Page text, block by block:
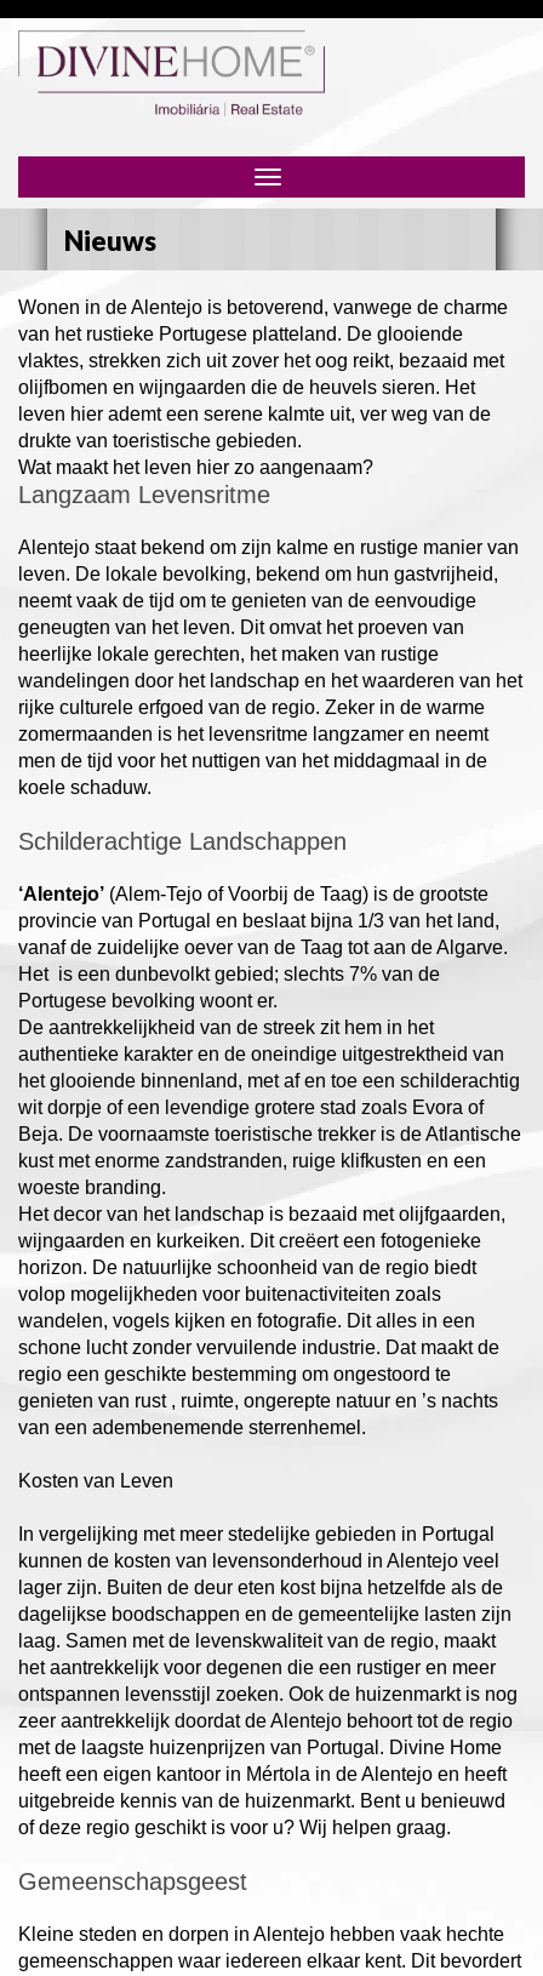
navigation
Nieuws
Wonen in de Alentejo is betoverend, vanwege de charme
van het rustieke Portugese platteland. De glooiende
vlaktes, strekken zich uit zover het oog reikt, bezaaid met
olijfbomen en wijngaarden die de heuvels sieren. Het
leven hier ademt een serene kalmte uit, ver weg van de
drukte van toeristische gebieden.
Wat maakt het leven hier zo aangenaam?
Langzaam Levensritme
Alentejo staat bekend om zijn kalme en rustige manier van
leven. De lokale bevolking, bekend om hun gastvrijheid,
neemt vaak de tijd om te genieten van de eenvoudige
geneugten van het leven. Dit omvat het proeven van
heerlijke lokale gerechten, het maken van rustige
wandelingen door het landschap en het waarderen van het
rijke culturele erfgoed van de regio. Zeker in de warme
zomermaanden is het levensritme langzamer en neemt
men de tijd voor het nuttigen van het middagmaal in de
koele schaduw.
Schilderachtige Landschappen
‘Alentejo’ (Alem-Tejo of Voorbij de Taag) is de grootste
provincie van Portugal en beslaat bijna 1/3 van het land,
vanaf de zuidelijke oever van de Taag tot aan de Algarve.
Het is een dunbevolkt gebied; slechts 7% van de
Portugese bevolking woont er.
De aantrekkelijkheid van de streek zit hem in het
authentieke karakter en de oneindige uitgestrektheid van
het glooiende binnenland, met af en toe een schilderachtig
wit dorpje of een levendige grotere stad zoals Evora of
Beja. De voornaamste toeristische trekker is de Atlantische
kust met enorme zandstranden, ruige klifkusten en een
woeste branding.
Het decor van het landschap is bezaaid met olijfgaarden,
wijngaarden en kurkeiken. Dit creëert een fotogenieke
horizon. De natuurlijke schoonheid van de regio biedt
volop mogelijkheden voor buitenactiviteiten zoals
wandelen, vogels kijken en fotografie. Dit alles in een
schone lucht zonder vervuilende industrie. Dat maakt de
regio een geschikte bestemming om ongestoord te
genieten van rust , ruimte, ongerepte natuur en ’s nachts
van een adembenemende sterrenhemel.
Kosten van Leven
In vergelijking met meer stedelijke gebieden in Portugal
kunnen de kosten van levensonderhoud in Alentejo veel
lager zijn. Buiten de deur eten kost bijna hetzelfde als de
dagelijkse boodschappen en de gemeentelijke lasten zijn
laag. Samen met de levenskwaliteit van de regio, maakt
het aantrekkelijk voor degenen die een rustiger en meer
ontspannen levensstijl zoeken. Ook de huizenmarkt is nog
zeer aantrekkelijk doordat de Alentejo behoort tot de regio
met de laagste huizenprijzen van Portugal. Divine Home
heeft een eigen kantoor in Mértola in de Alentejo en heeft
uitgebreide kennis van de huizenmarkt. Bent u benieuwd
of deze regio geschikt is voor u? Wij helpen graag.
Gemeenschapsgeest
Kleine steden en dorpen in Alentejo hebben vaak hechte
gemeenschappen waar iedereen elkaar kent. Dit bevordert